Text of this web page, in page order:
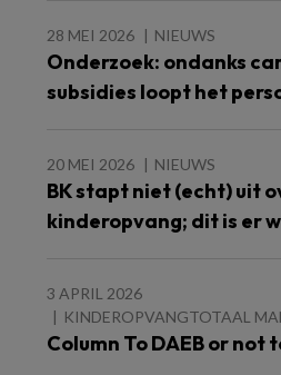
28 MEI 2026 NIEUWS
Onderzoek: ondanks
subsidies loopt het
20 MEI 2026 NIEUWS
BK stapt niet (echt) uit
kinderopvang; dit is er
3 APRIL 2026
KINDEROPVANGTOTAAL
Column To DAEB or not